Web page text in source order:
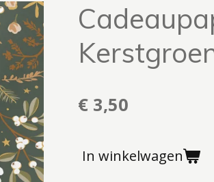
€ 3,50
In winkelwagen